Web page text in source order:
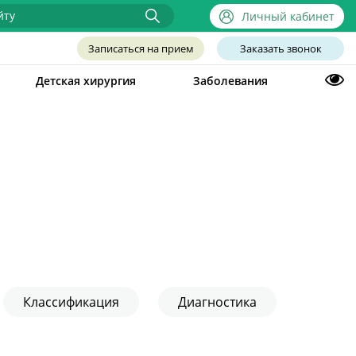
Личный кабинет
Записаться на прием Заказать звонок
Детская хирургия Заболевания
Классификация Диагностика